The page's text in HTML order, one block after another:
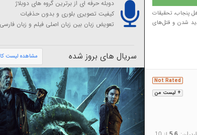
پنجاب، تحقیقات
شدن و قتل‌های
+ لیست من
Not Rated
دوبله حرفه ای از برترین گروه های دوبلاژ
کیفیت تصویری بلوری و بدون حذفیات
تعویض زبان بین زبان اصلی فیلم و زبان فارسی
سریال های بروز شده مشاهده لیست